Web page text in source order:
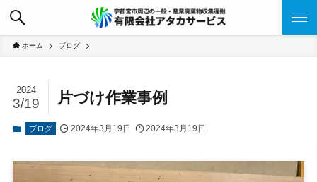
ホーム ブログ
片づけ作業事例
2024
3/19
ブログ 2024年3月19日 2024年3月19日